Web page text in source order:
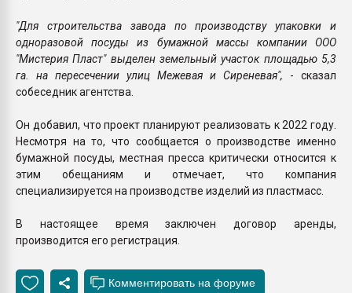
"Для строительства завода по производству упаковки и
одноразовой посуды из бумажной массы компании ООО
"Мистерия Пласт" выделен земельный участок площадью 5,3
га. на пересечении улиц Межевая и Сиреневая", - сказал
собеседник агентства.
Он добавил, что проект планируют реализовать к 2022 году.
Несмотря на то, что сообщается о производстве именно
бумажной посуды, местная пресса критически относится к
этим обещаниям и отмечает, что компания
специализируется на производстве изделий из пластмасс.
В настоящее время заключен договор аренды,
производится его регистрация.